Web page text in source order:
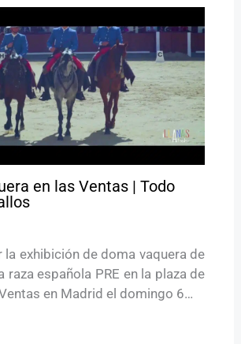
en las Ventas | Todo
la exhibición de doma vaquera de
raza española PRE en la plaza de
en Madrid el domingo 6…